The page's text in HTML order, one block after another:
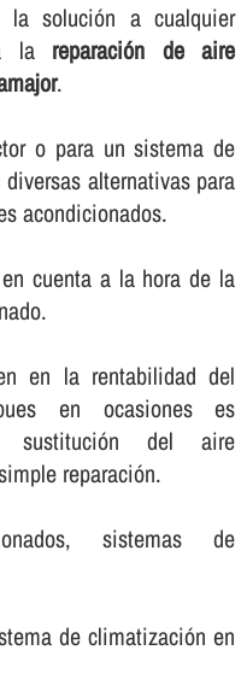
la solución a cualquier
la reparación de aire
.
o para un sistema de
alternativas para
acondicionados.
cuenta a la hora de la
en la rentabilidad del
en ocasiones es
sustitución del aire
reparación.
sistemas de
de climatización en